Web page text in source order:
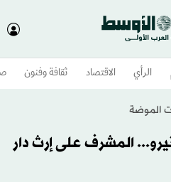
الرأي الاقتصاد ثقافة وفنون
الموضة
المشرف على إرث دار